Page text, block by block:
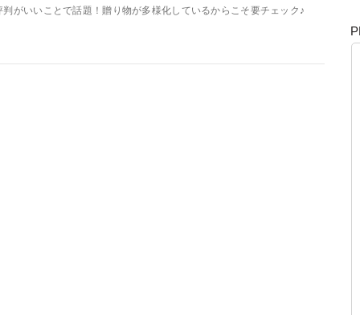
判がいいことで話題！贈り物が多様化しているからこそ要チェック♪